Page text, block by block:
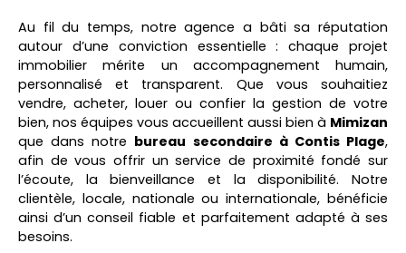
Au fil du temps, notre agence a bâti sa réputation
autour d’une conviction essentielle : chaque projet
immobilier mérite un accompagnement humain,
personnalisé et transparent. Que vous souhaitiez
vendre, acheter, louer ou confier la gestion de votre
bien, nos équipes vous accueillent aussi bien à Mimizan
que dans notre bureau secondaire à Contis Plage,
afin de vous offrir un service de proximité fondé sur
l’écoute, la bienveillance et la disponibilité. Notre
clientèle, locale, nationale ou internationale, bénéficie
ainsi d’un conseil fiable et parfaitement adapté à ses
besoins.